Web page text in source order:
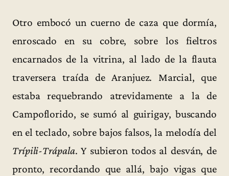
Otro embocó un cuerno de caza que dormía,
enroscado en su cobre, sobre los fieltros
encarnados de la vitrina, al lado de la flauta
traversera traída de Aranjuez. Marcial, que
estaba requebrando atrevidamente a la de
Campoflorido, se sumó al guirigay, buscando
en el teclado, sobre bajos falsos, la melodía del
Trípili-Trápala. Y subieron todos al desván, de
pronto, recordando que allá, bajo vigas que